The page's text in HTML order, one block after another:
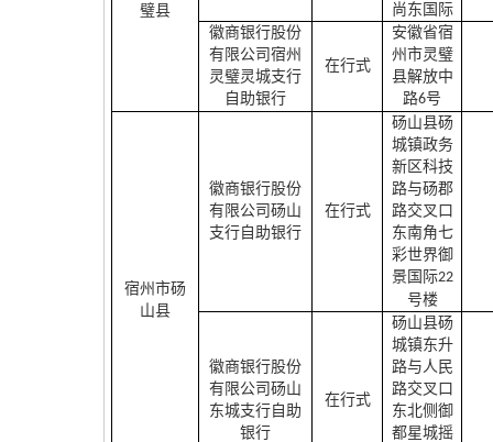
璧县
尚东国际
徽商银行股份
有限公司宿州
灵璧灵城支行
自助银行
在行式
安徽省宿
州市灵璧
县解放中
路6号
宿州市砀
山县
徽商银行股份
有限公司砀山
支行自助银行
在行式
砀山县砀
城镇政务
新区科技
路与砀郡
路交叉口
东南角七
彩世界御
景国际22
号楼
徽商银行股份
有限公司砀山
东城支行自助
银行
在行式
砀山县砀
城镇东升
路与人民
路交叉口
东北侧御
都星城摇